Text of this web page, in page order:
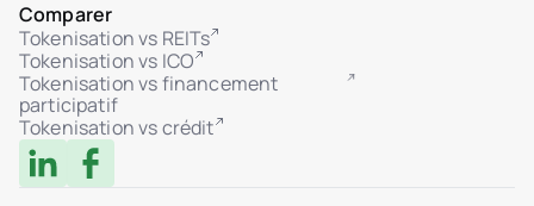
Comparer
Tokenisation vs REITs
Tokenisation vs ICO
Tokenisation vs financement
participatif
Tokenisation vs crédit